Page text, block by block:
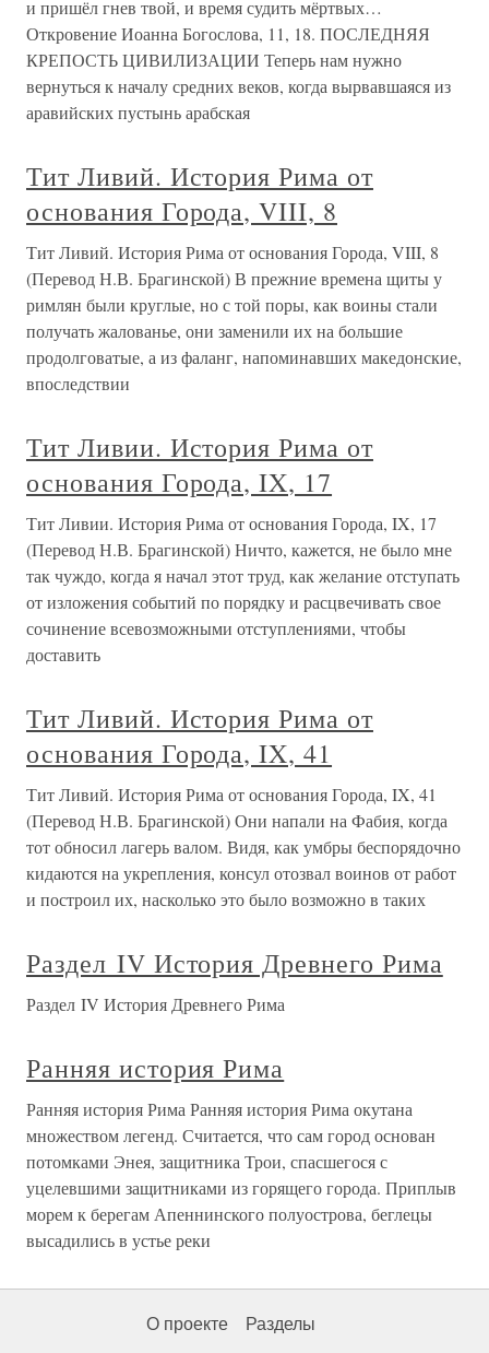
и пришёл гнев твой, и время судить мёртвых…
Откровение Иоанна Богослова, 11, 18. ПОСЛЕДНЯЯ
КРЕПОСТЬ ЦИВИЛИЗАЦИИ Теперь нам нужно
вернуться к началу средних веков, когда вырвавшаяся из
аравийских пустынь арабская
Тит Ливий. История Рима от
основания Города, VIII, 8
Тит Ливий. История Рима от основания Города, VIII, 8
(Перевод Н.В. Брагинской) В прежние времена щиты у
римлян были круглые, но с той поры, как воины стали
получать жалованье, они заменили их на большие
продолговатые, а из фаланг, напоминавших македонские,
впоследствии
Тит Ливии. История Рима от
основания Города, IX, 17
Тит Ливии. История Рима от основания Города, IX, 17
(Перевод Н.В. Брагинской) Ничто, кажется, не было мне
так чуждо, когда я начал этот труд, как желание отступать
от изложения событий по порядку и расцвечивать свое
сочинение всевозможными отступлениями, чтобы
доставить
Тит Ливий. История Рима от
основания Города, IX, 41
Тит Ливий. История Рима от основания Города, IX, 41
(Перевод Н.В. Брагинской) Они напали на Фабия, когда
тот обносил лагерь валом. Видя, как умбры беспорядочно
кидаются на укрепления, консул отозвал воинов от работ
и построил их, насколько это было возможно в таких
Раздел IV История Древнего Рима
Раздел IV История Древнего Рима
Ранняя история Рима
Ранняя история Рима Ранняя история Рима окутана
множеством легенд. Считается, что сам город основан
потомками Энея, защитника Трои, спасшегося с
уцелевшими защитниками из горящего города. Приплыв
морем к берегам Апеннинского полуострова, беглецы
высадились в устье реки
О проекте Разделы